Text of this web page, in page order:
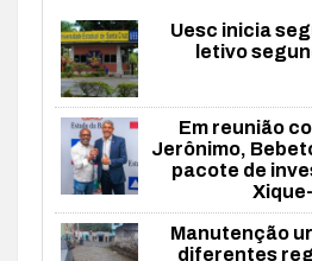
Uesc inicia
letivo
Em reunião
Jerônimo,
pacote de
Manutenção
diferentes